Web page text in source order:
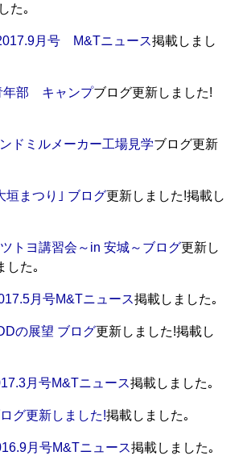
た｡
月号 M&Tニュース掲載しまし
年部 キャンプブログ更新しました!
ドミルメーカー工場見学ブログ更新
垣まつり｣ ブログ更新しました!掲載し
ツトヨ講習会～in 安城～ブログ更新し
した｡
月号M&Tニュース掲載しました｡
の展望 ブログ更新しました!掲載し
月号M&Tニュース掲載しました｡
グ更新しました!掲載しました｡
月号M&Tニュース掲載しました｡